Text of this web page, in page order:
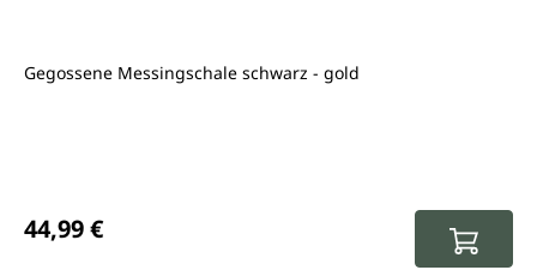
Gegossene Messingschale schwarz - gold
44,99 €